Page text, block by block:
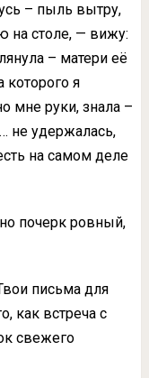
– пыль вытру,
на столе, — вижу:
– матери её
которого я
мне руки, знала –
не удержалась,
на самом деле
почерк ровный,
письма для
как встреча с
свежего